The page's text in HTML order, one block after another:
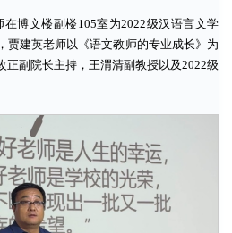
博文楼副楼105室为2022级汉语言文学
贾建英老师以《语文教师的专业成长》为
正副院长主持，王渭清副教授以及2022级